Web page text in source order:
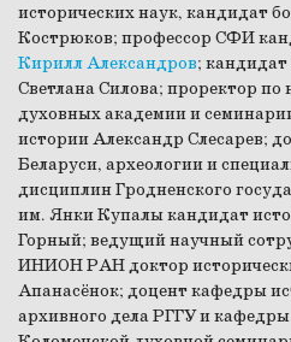
исторических наук, кандидат
Кострюков; профессор СФИ
Кирилл Александров;
Светлана Силова; проректор
духовных академии и
истории Александр Слесарев;
Беларуси, археологии и
дисциплин Гродненского
им. Янки Купалы кандидат
Горный; ведущий научный
ИНИОН РАН доктор
Апанасёнок; доцент кафедры
архивного дела РГГУ и